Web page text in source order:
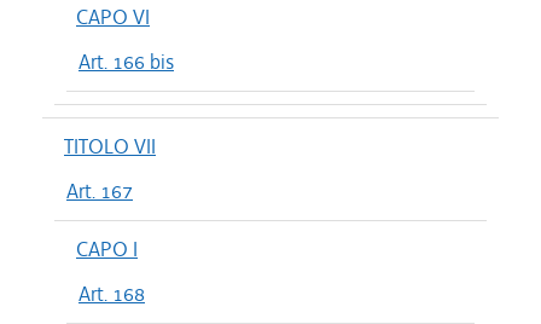
CAPO VI
Art. 166 bis
TITOLO VII
Art. 167
CAPO I
Art. 168